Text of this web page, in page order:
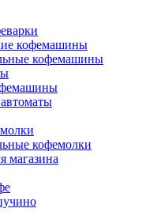
кофемашины
кофемашины
кофемолки
магазина